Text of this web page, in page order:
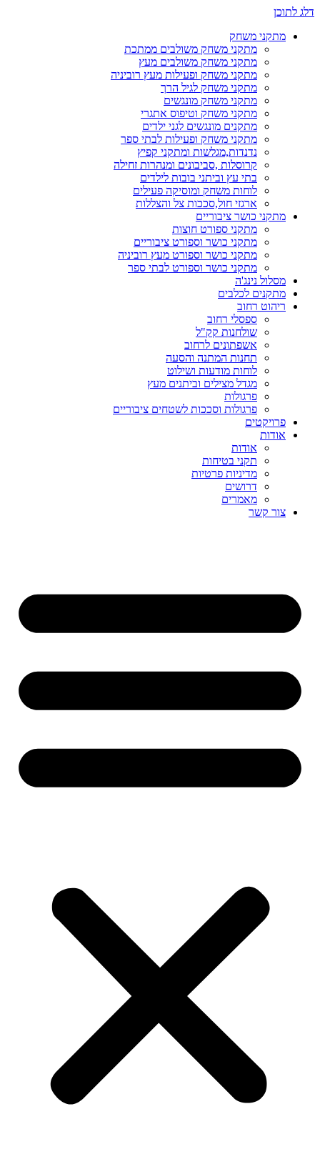
דלג לתוכן
מתקני משחק
מתקני משחק משולבים ממתכת
מתקני משחק משולבים מעץ
מתקני משחק ופעילות מעץ רוביניה
מתקני משחק לגיל הרך
מתקני משחק מונגשים
מתקני משחק וטיפוס אתגרי
מתקנים מונגשים לגני ילדים
מתקני משחק ופעילות לבתי ספר
נדנדות,מגלשות ומתקני קפיץ
קרוסלות ,סביבונים ומנהרות זחילה
בתי עץ וביתני בובות לילדים
לוחות משחק ומוסיקה פעילים
ארגזי חול,סככות צל והצללות
מתקני כושר ציבוריים
מתקני ספורט חוצות
מתקני כושר וספורט ציבוריים
מתקני כושר וספורט מעץ רוביניה
מתקני כושר וספורט לבתי ספר
מסלול נינג'ה
מתקנים לכלבים
ריהוט רחוב
ספסלי רחוב
שולחנות קק"ל
אשפתונים לרחוב
תחנות המתנה והסעה
לוחות מודעות ושילוט
מגדל מצילים וביתנים מעץ
פרגולות
פרגולות וסככות לשטחים ציבוריים
פרויקטים
אודות
אודות
תקני בטיחות
מדיניות פרטיות
דרושים
מאמרים
צור קשר